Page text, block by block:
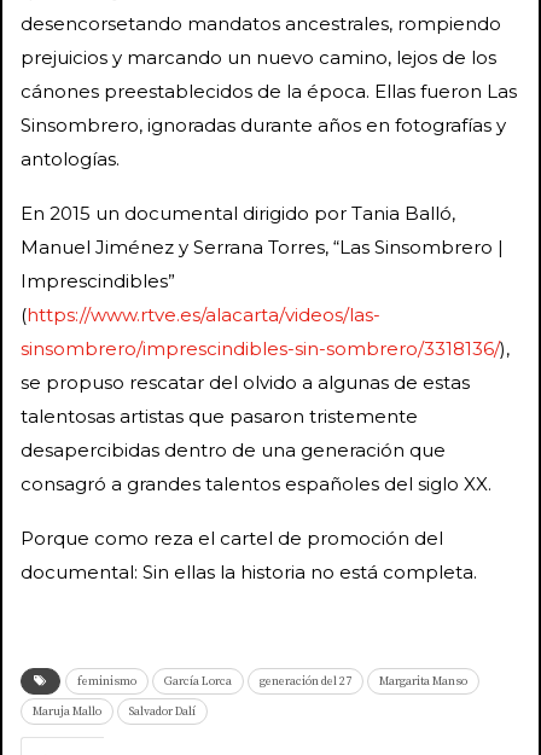
desencorsetando mandatos ancestrales, rompiendo
prejuicios y marcando un nuevo camino, lejos de los
cánones preestablecidos de la época. Ellas fueron Las
Sinsombrero, ignoradas durante años en fotografías y
antologías.
En 2015 un documental dirigido por Tania Balló,
Manuel Jiménez y Serrana Torres, “Las Sinsombrero |
Imprescindibles”
(https://www.rtve.es/alacarta/videos/las-
sinsombrero/imprescindibles-sin-sombrero/3318136/),
se propuso rescatar del olvido a algunas de estas
talentosas artistas que pasaron tristemente
desapercibidas dentro de una generación que
consagró a grandes talentos españoles del siglo XX.
Porque como reza el cartel de promoción del
documental: Sin ellas la historia no está completa.
feminismo García Lorca generación del 27 Margarita Manso
Maruja Mallo Salvador Dalí